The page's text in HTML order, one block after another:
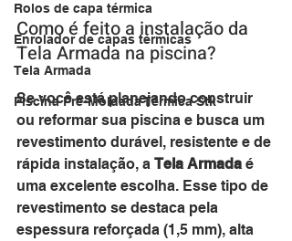
Rolos de capa térmica
Enrolador de capas térmicas
Tela Armada
Piscina Pré-Moldada Térmica Stk
Como é feito a instalação da
Tela Armada na piscina?
Se você está planejando construir
ou reformar sua piscina e busca um
revestimento durável, resistente e de
rápida instalação, a Tela Armada é
uma excelente escolha. Esse tipo de
revestimento se destaca pela
espessura reforçada (1,5 mm), alta